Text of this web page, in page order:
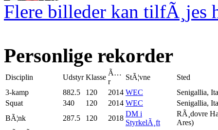
Flere billeder kan tilfÃ¸jes
Personlige rekorder
Disciplin Udstyr Klasse
Ã…
r
StÃ¦vne
Sted
3-kamp
882.5 120 2014 WEC
Senigallia,
Squat
340 120 2014 WEC
Senigallia,
BÃ¦nk
287.5 120 2018
DM i
StyrkelÃ¸ft
RÃ¸dovre
Ares)